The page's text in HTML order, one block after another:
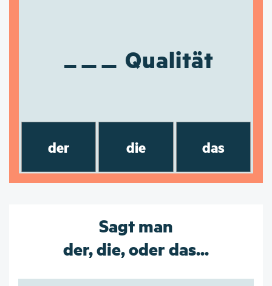
Qualität
der die das
Sagt man
der, die, oder das...